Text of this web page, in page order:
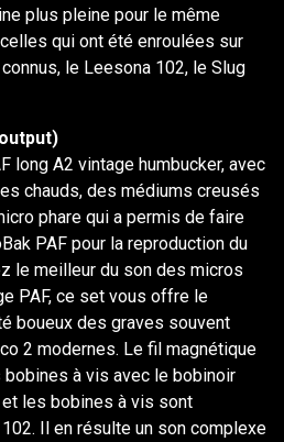
plus pleine pour le même
qui ont été enroulées sur
le Leesona 102, le Slug
long A2 vintage humbucker, avec
chauds, des médiums creusés
phare qui a permis de faire
PAF pour la reproduction du
le meilleur du son des micros
PAF, ce set vous offre le
boueux des graves souvent
2 modernes. Le fil magnétique
à vis avec le bobinoir
les bobines à vis sont
Il en résulte un son complexe